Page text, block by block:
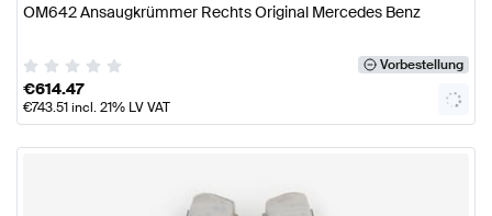
OM642 Ansaugkrümmer Rechts Original Mercedes Benz
Vorbestellung
€614.47
€743.51incl. 21% LV VAT